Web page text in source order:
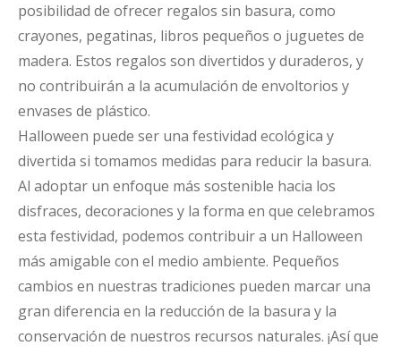
posibilidad de ofrecer regalos sin basura, como
crayones, pegatinas, libros pequeños o juguetes de
madera. Estos regalos son divertidos y duraderos, y
no contribuirán a la acumulación de envoltorios y
envases de plástico.
Halloween puede ser una festividad ecológica y
divertida si tomamos medidas para reducir la basura.
Al adoptar un enfoque más sostenible hacia los
disfraces, decoraciones y la forma en que celebramos
esta festividad, podemos contribuir a un Halloween
más amigable con el medio ambiente. Pequeños
cambios en nuestras tradiciones pueden marcar una
gran diferencia en la reducción de la basura y la
conservación de nuestros recursos naturales. ¡Así que